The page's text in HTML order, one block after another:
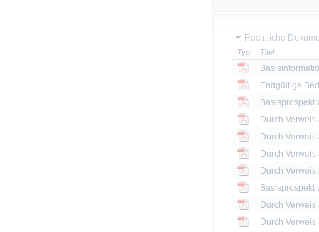
Rechtliche
Typ Titel
Endgültige
Basisprospekt
Basisprospekt